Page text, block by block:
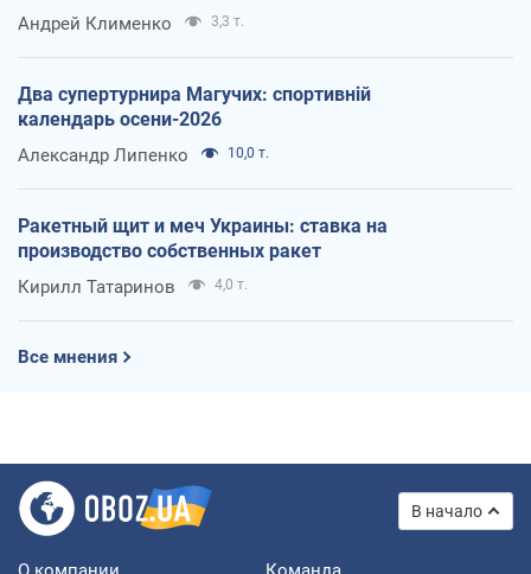
Андрей Клименко 3,3 т.
Два супертурнира Магучих: спортивній
календарь осени-2026
Александр Липенко 10,0 т.
Ракетный щит и меч Украины: ставка на
производство собственных ракет
Кирилл Татаринов 4,0 т.
Все мнения
В начало